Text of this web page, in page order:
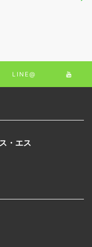
LINE@
・エス